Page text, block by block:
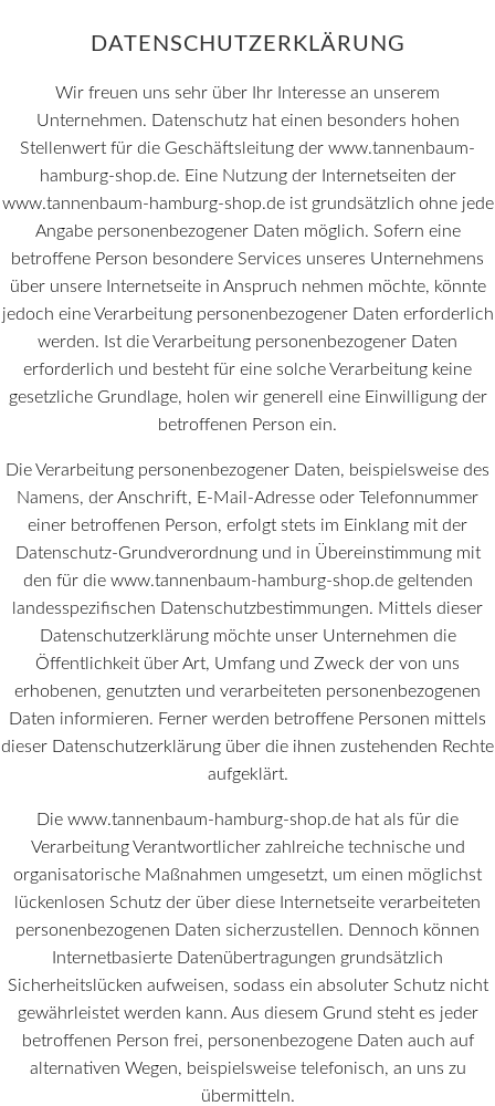
DATENSCHUTZERKLÄRUNG
Wir freuen uns sehr über Ihr Interesse an unserem
Unternehmen. Datenschutz hat einen besonders hohen
Stellenwert für die Geschäftsleitung der www.tannenbaum-
hamburg-shop.de. Eine Nutzung der Internetseiten der
www.tannenbaum-hamburg-shop.de ist grundsätzlich ohne jede
Angabe personenbezogener Daten möglich. Sofern eine
betroffene Person besondere Services unseres Unternehmens
über unsere Internetseite in Anspruch nehmen möchte, könnte
jedoch eine Verarbeitung personenbezogener Daten erforderlich
werden. Ist die Verarbeitung personenbezogener Daten
erforderlich und besteht für eine solche Verarbeitung keine
gesetzliche Grundlage, holen wir generell eine Einwilligung der
betroffenen Person ein.
Die Verarbeitung personenbezogener Daten, beispielsweise des
Namens, der Anschrift, E-Mail-Adresse oder Telefonnummer
einer betroffenen Person, erfolgt stets im Einklang mit der
Datenschutz-Grundverordnung und in Übereinstimmung mit
den für die www.tannenbaum-hamburg-shop.de geltenden
landesspezifischen Datenschutzbestimmungen. Mittels dieser
Datenschutzerklärung möchte unser Unternehmen die
Öffentlichkeit über Art, Umfang und Zweck der von uns
erhobenen, genutzten und verarbeiteten personenbezogenen
Daten informieren. Ferner werden betroffene Personen mittels
dieser Datenschutzerklärung über die ihnen zustehenden Rechte
aufgeklärt.
Die www.tannenbaum-hamburg-shop.de hat als für die
Verarbeitung Verantwortlicher zahlreiche technische und
organisatorische Maßnahmen umgesetzt, um einen möglichst
lückenlosen Schutz der über diese Internetseite verarbeiteten
personenbezogenen Daten sicherzustellen. Dennoch können
Internetbasierte Datenübertragungen grundsätzlich
Sicherheitslücken aufweisen, sodass ein absoluter Schutz nicht
gewährleistet werden kann. Aus diesem Grund steht es jeder
betroffenen Person frei, personenbezogene Daten auch auf
alternativen Wegen, beispielsweise telefonisch, an uns zu
übermitteln.